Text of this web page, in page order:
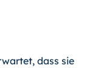
dass sie